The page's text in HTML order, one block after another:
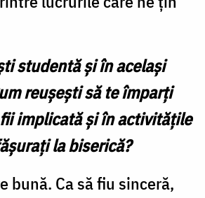
studentă și în același
reușești să te împarți
implicată și în activitățile
la biserică?
bună. Ca să fiu sinceră,